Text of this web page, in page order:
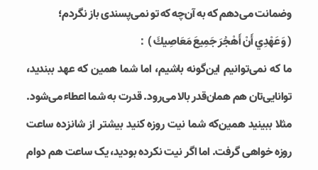
وضمانت می‌دهم که به آن‌چه که تو نمی‌پسندی باز نگردم؛
( وَ عَهْدِي أَنْ أَهْجُرَ جَمِيعَ مَعَاصِيكَ )：
ما که نمی‌توانیم این‌گونه باشیم، اما شما همین که عهد ببندید،
توانایی‌تان هم همان‌قدر بالا می‌رود. قدرت به شما اعطاء می‌شود.
مثلا ببینید همین‌که شما نیت روزه کنید بیشتر از شانزده ساعت
روزه خواهی گرفت. اما اگر نیت نکرده بودید، یک ساعت هم دوام